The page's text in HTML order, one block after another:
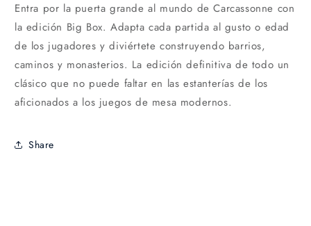
Entra por la puerta grande al mundo de Carcassonne con
la edición Big Box. Adapta cada partida al gusto o edad
de los jugadores y diviértete construyendo barrios,
caminos y monasterios. La edición definitiva de todo un
clásico que no puede faltar en las estanterías de los
aficionados a los juegos de mesa modernos.
Share